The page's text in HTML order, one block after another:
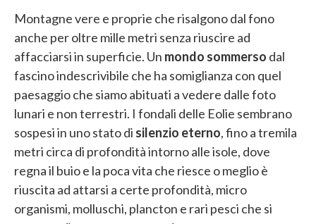
Montagne vere e proprie che risalgono dal fono
anche per oltre mille metri senza riuscire ad
affacciarsi in superficie. Un mondo sommerso dal
fascino indescrivibile che ha somiglianza con quel
paesaggio che siamo abituati a vedere dalle foto
lunari e non terrestri. I fondali delle Eolie sembrano
sospesi in uno stato di silenzio eterno, fino a tremila
metri circa di profondità intorno alle isole, dove
regna il buio e la poca vita che riesce o meglio è
riuscita ad attarsi a certe profondità, micro
organismi, molluschi, plancton e rari pesci che si